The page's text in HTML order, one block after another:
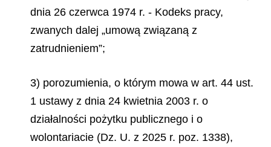
dnia 26 czerwca 1974 r. - Kodeks pracy,
zwanych dalej „umową związaną z
zatrudnieniem”;
3) porozumienia, o którym mowa w art. 44 ust.
1 ustawy z dnia 24 kwietnia 2003 r. o
działalności pożytku publicznego i o
wolontariacie (Dz. U. z 2025 r. poz. 1338),